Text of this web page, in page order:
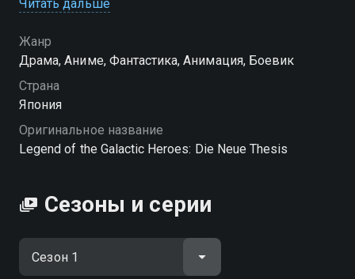
качестве вы можете в подписке Амедиатека в
Смотрёшке.
Читать дальше
Жанр
Драма, Аниме, Фантастика, Анимация, Боевик
Страна
Япония
Оригинальное название
Legend of the Galactic Heroes: Die Neue Thesis
Сезоны и серии